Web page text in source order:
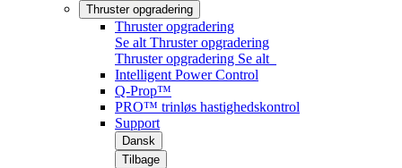
Thruster opgradering
Thruster opgradering
Se alt Thruster opgradering
Thruster opgradering Se alt
Intelligent Power Control
Q-Prop™
PRO™ trinløs hastighedskontrol
Support
Dansk
Tilbage